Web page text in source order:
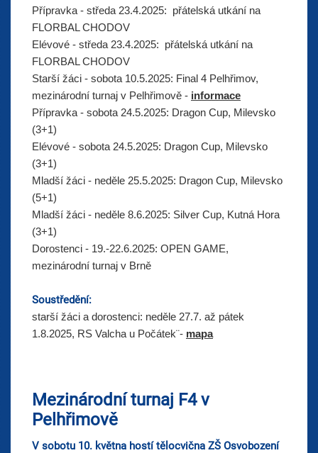
Přípravka - středa 23.4.2025: přátelská utkání na
FLORBAL CHODOV
Elévové - středa 23.4.2025: přátelská utkání na
FLORBAL CHODOV
Starší žáci - sobota 10.5.2025: Final 4 Pelhřimov,
mezinárodní turnaj v Pelhřimově - informace
Přípravka - sobota 24.5.2025: Dragon Cup, Milevsko
(3+1)
Elévové - sobota 24.5.2025: Dragon Cup, Milevsko
(3+1)
Mladší žáci - neděle 25.5.2025: Dragon Cup, Milevsko
(5+1)
Mladší žáci - neděle 8.6.2025: Silver Cup, Kutná Hora
(3+1)
Dorostenci - 19.-22.6.2025: OPEN GAME,
mezinárodní turnaj v Brně
Soustředění:
starší žáci a dorostenci: neděle 27.7. až pátek
1.8.2025, RS Valcha u Počátek¨- mapa
Mezinárodní turnaj F4 v
Pelhřimově
V sobotu 10. května hostí tělocvična ZŠ Osvobození